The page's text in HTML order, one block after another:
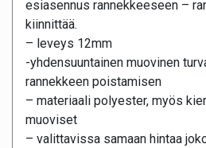
esiasennus rannekkeeseen –
kiinnittää.
– leveys 12mm
-yhdensuuntainen muovinen
rannekkeen poistamisen
– materiaali polyester, myös
muoviset
– valittavissa samaan hintaa